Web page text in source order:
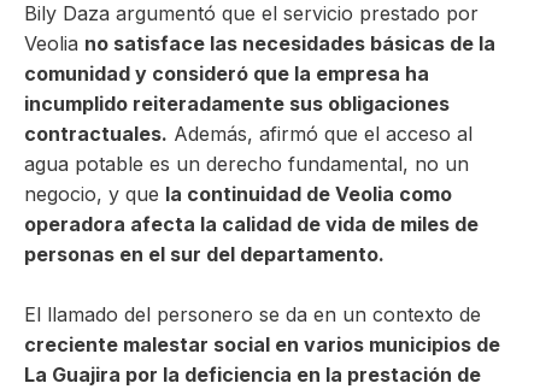
Bily Daza argumentó que el servicio prestado por
Veolia no satisface las necesidades básicas de la
comunidad y consideró que la empresa ha
incumplido reiteradamente sus obligaciones
contractuales. Además, afirmó que el acceso al
agua potable es un derecho fundamental, no un
negocio, y que la continuidad de Veolia como
operadora afecta la calidad de vida de miles de
personas en el sur del departamento.
El llamado del personero se da en un contexto de
creciente malestar social en varios municipios de
La Guajira por la deficiencia en la prestación de